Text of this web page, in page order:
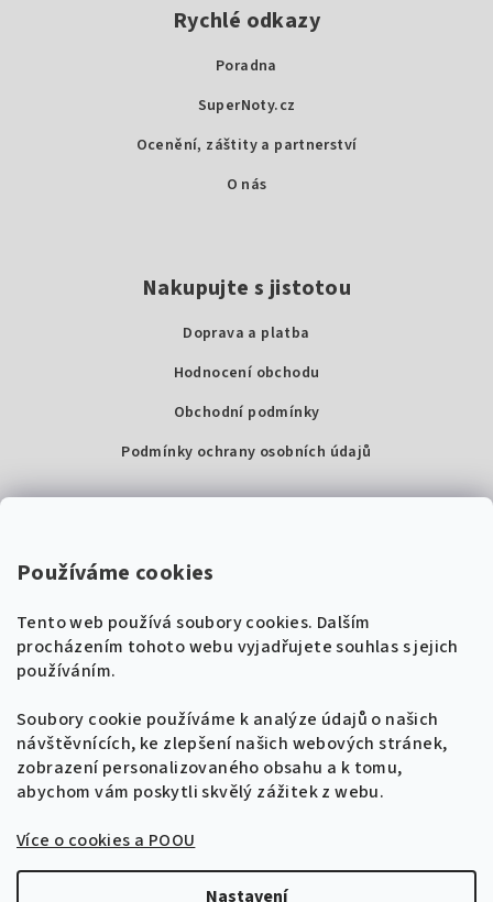
Používáme cookies
Tento web používá soubory cookies. Dalším
procházením tohoto webu vyjadřujete souhlas s jejich
používáním.
Soubory cookie používáme k analýze údajů o našich
návštěvnících, ke zlepšení našich webových stránek,
zobrazení personalizovaného obsahu a k tomu,
abychom vám poskytli skvělý zážitek z webu.
Více o cookies a POOU
Nastavení
Rychlé odkazy
Poradna
SuperNoty.cz
Ocenění, záštity a partnerství
O nás
Nakupujte s jistotou
Doprava a platba
Hodnocení obchodu
Obchodní podmínky
Podmínky ochrany osobních údajů
Super Noty, s.r.o.
IČ: 04568672
+420 604 485 792
info@supernoty.cz
V pracovních dnech od 8:00 do 17:00
VISA
🎸 Naladíme tě na nové zpěvníky!
Získej tipy, novinky a 10 % slevuna první
objednávku.
Přihlásit se k odběru
Zásady zpracování osobních údajů